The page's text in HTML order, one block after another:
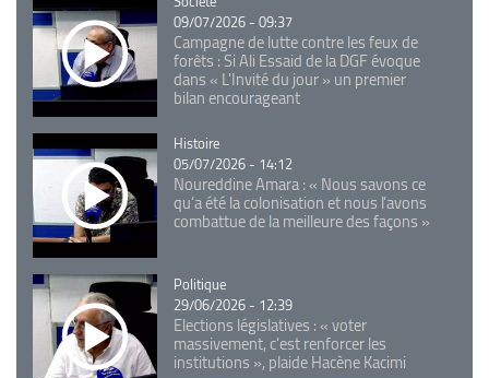
09/07/2026 - 09:37
Campagne de lutte contre les feux de
forêts : Si Ali Essaid de la DGF évoque
dans « L'Invité du jour » un premier
bilan encourageant
Catégorie
Histoire
05/07/2026 - 14:12
Noureddine Amara : « Nous savons ce
qu’a été la colonisation et nous l’avons
combattue de la meilleure des façons »
Catégorie
Politique
29/06/2026 - 12:39
Elections législatives : « voter
massivement, c'est renforcer les
institutions », plaide Hacène Kacimi